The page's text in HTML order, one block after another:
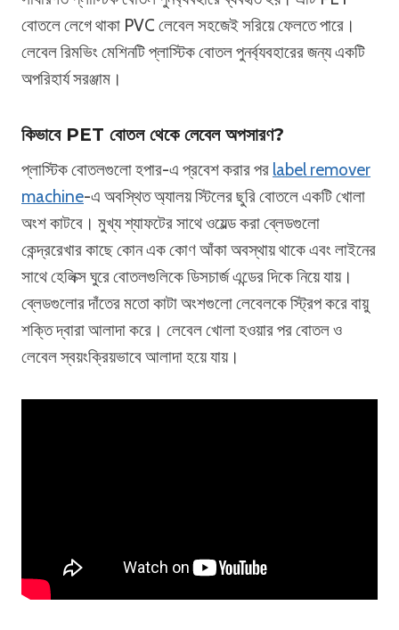
বোতলে লেগে থাকা PVC লেবেল সহজেই সরিয়ে ফেলতে পারে।
লেবেল রিমভিং মেশিনটি প্লাস্টিক বোতল পুনর্ব্যবহারের জন্য একটি
অপরিহার্য সরঞ্জাম।
কিভাবে PET বোতল থেকে লেবেল অপসারণ?
প্লাস্টিক বোতলগুলো হপার-এ প্রবেশ করার পর label remover
machine-এ অবস্থিত অ্যালয় স্টিলের ছুরি বোতলে একটি খোলা
অংশ কাটবে। মুখ্য শ্যাফটের সাথে ওয়েল্ড করা ব্লেডগুলো
কেন্দ্ররেখার কাছে কোন এক কোণ আঁকা অবস্থায় থাকে এবং লাইনের
সাথে হেলিক্স ঘুরে বোতলগুলিকে ডিসচার্জ এন্ডের দিকে নিয়ে যায়।
ব্লেডগুলোর দাঁতের মতো কাটা অংশগুলো লেবেলকে স্ট্রিপ করে বায়ু
শক্তি দ্বারা আলাদা করে। লেবেল খোলা হওয়ার পর বোতল ও
লেবেল স্বয়ংক্রিয়ভাবে আলাদা হয়ে যায়।